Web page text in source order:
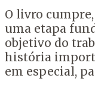
O livro
uma etapa
objetivo do
história
em especial,